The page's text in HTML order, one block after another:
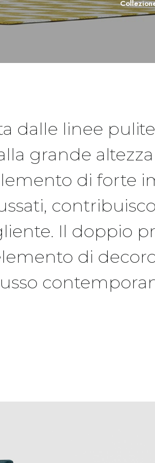
dalle linee
grande
di forte
Il doppio
di